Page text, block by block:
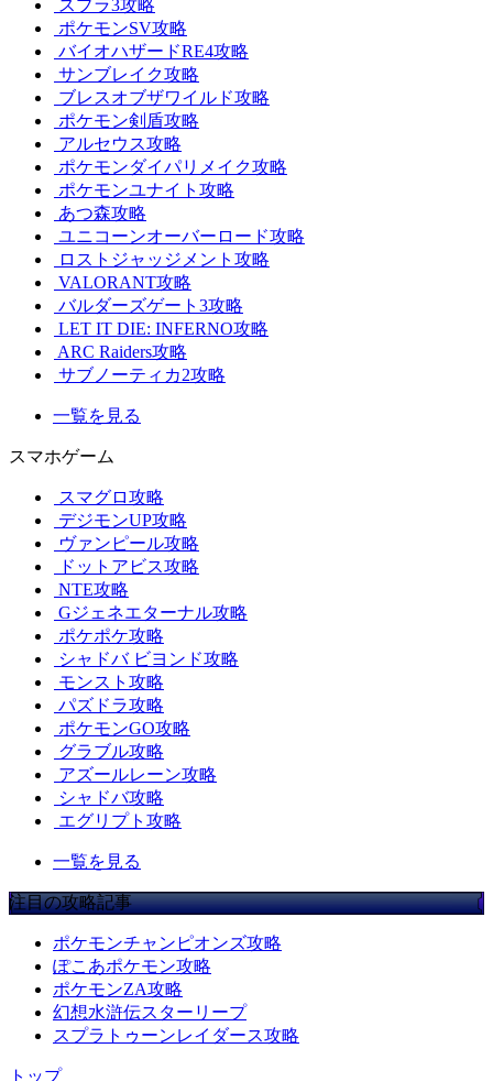
スプラ3攻略
ポケモンSV攻略
バイオハザードRE4攻略
サンブレイク攻略
ブレスオブザワイルド攻略
ポケモン剣盾攻略
アルセウス攻略
ポケモンダイパリメイク攻略
ポケモンユナイト攻略
あつ森攻略
ユニコーンオーバーロード攻略
ロストジャッジメント攻略
VALORANT攻略
バルダーズゲート3攻略
LET IT DIE: INFERNO攻略
ARC Raiders攻略
サブノーティカ2攻略
一覧を見る
スマホゲーム
スマグロ攻略
デジモンUP攻略
ヴァンピール攻略
ドットアビス攻略
NTE攻略
Gジェネエターナル攻略
ポケポケ攻略
シャドバ ビヨンド攻略
モンスト攻略
パズドラ攻略
ポケモンGO攻略
グラブル攻略
アズールレーン攻略
シャドバ攻略
エグリプト攻略
一覧を見る
注目の攻略記事
ポケモンチャンピオンズ攻略
ぽこあポケモン攻略
ポケモンZA攻略
幻想水滸伝スターリープ
スプラトゥーンレイダース攻略
トップ